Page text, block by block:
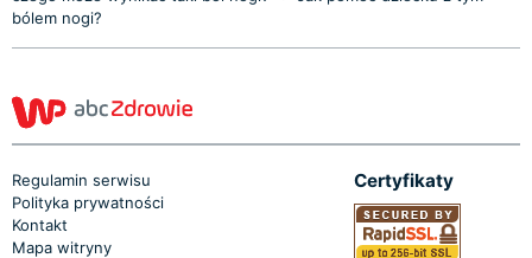
bólem nogi?
Regulamin serwisu
Polityka prywatności
Kontakt
Mapa witryny
Certyfikaty